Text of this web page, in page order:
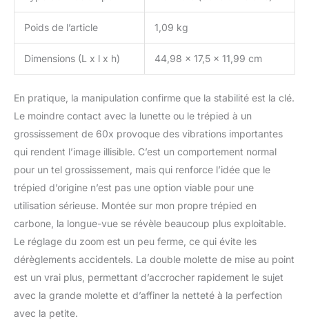
Poids de l’article 1,09 kg
Dimensions (L x l x h) 44,98 x 17,5 x 11,99 cm
En pratique, la manipulation confirme que la stabilité est la clé.
Le moindre contact avec la lunette ou le trépied à un
grossissement de 60x provoque des vibrations importantes
qui rendent l’image illisible. C’est un comportement normal
pour un tel grossissement, mais qui renforce l’idée que le
trépied d’origine n’est pas une option viable pour une
utilisation sérieuse. Montée sur mon propre trépied en
carbone, la longue-vue se révèle beaucoup plus exploitable.
Le réglage du zoom est un peu ferme, ce qui évite les
dérèglements accidentels. La double molette de mise au point
est un vrai plus, permettant d’accrocher rapidement le sujet
avec la grande molette et d’affiner la netteté à la perfection
avec la petite.